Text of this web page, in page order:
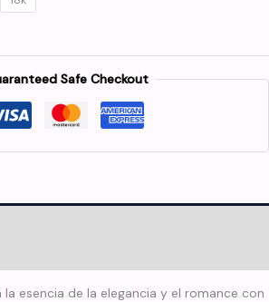
Safe Checkout
la esencia de la elegancia y el romance con